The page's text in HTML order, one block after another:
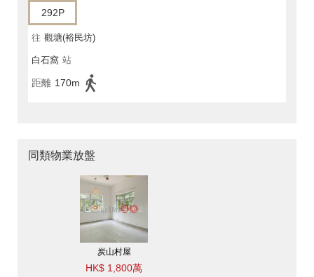
292P
往 觀塘(裕民坊)
白石窩 站
距離 170m
同類物業放盤
炭山村屋
HK$ 1,800萬